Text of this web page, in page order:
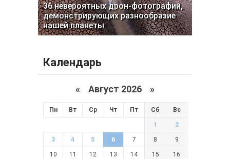
36 невероятных дрон-фотографий,
демонстрирующих разнообразие
нашей планеты
Календарь
« Август 2026 »
Пн Вт Ср Чт Пт Сб Вс
1 2
3 4 5 6 7 8 9
10 11 12 13 14 15 16